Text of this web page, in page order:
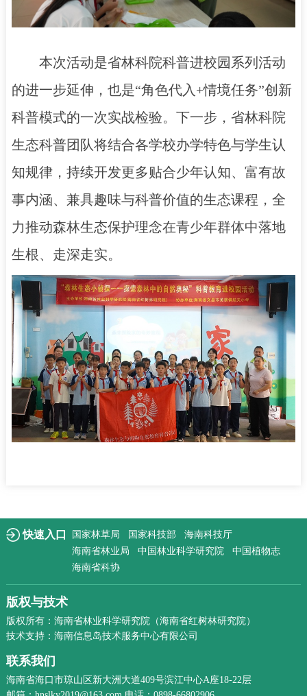
本次活动是省林科院科普进校园系列活动
的进一步延伸，也是“角色代入+情境任务”创新
科普模式的一次实战检验。下一步，省林科院
生态科普团队将结合各学校办学特色与学生认
知规律，持续开发更多贴合少年认知、富有故
事内涵、兼具趣味与科普价值的生态课程，全
力推动森林生态保护理念在青少年群体中落地
生根、走深走实。
快速入口 国家林草局 国家科技部
海南科技厅
海南省林业局
中国林业科学研究院
中国植物志
海南省科协
版权与技术
版权所有：海南省林业科学研究院（海南省红树林研究院）
技术支持：海南信息岛技术服务中心有限公司
联系我们
海南省海口市琼山区新大洲大道409号滨江中心A座18-22层